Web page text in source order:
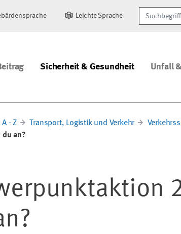
Leichte Sprache
Sicherheit & Gesundheit Unfall
A - Z Transport, Logistik und Verkehr
du an?